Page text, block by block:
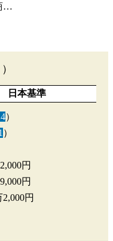
…
日本基準
）
）
円
円
円